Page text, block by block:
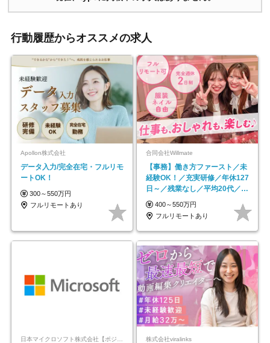
行動履歴からオススメの求人
Apollon株式会社
データ入力/完全在宅・フルリモ
ートOK！
300～550万円
フルリモートあり
合同会社Willmate
【事務】働き方ファースト／未
経験OK！／充実研修／年休127
日～／残業なし／平均20代／リ
モートOK
400～550万円
フルリモートあり
株式会社viralinks